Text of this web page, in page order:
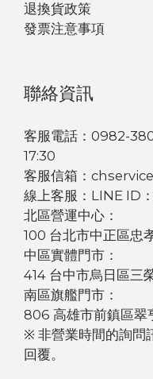
退換貨政策
發票注意事項
聯絡資訊
客服電話：0982-
17:30
客服信箱：
線上客服：LINE ID
北區營運中心：
100 台北市中正區忠
中區實體門市：
414 台中市烏日區三
南區旗艦門市：
806 高雄市前
※ 非營業時間的詢問
回覆。